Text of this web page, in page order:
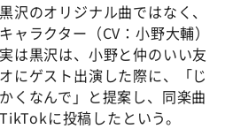
沢のオリジナル曲ではなく、
ャラクター（CV：小野大輔）
は黒沢は、小野と仲のいい友
にゲスト出演した際に、「じ
くなんで」と提案し、同楽曲
に投稿したという。